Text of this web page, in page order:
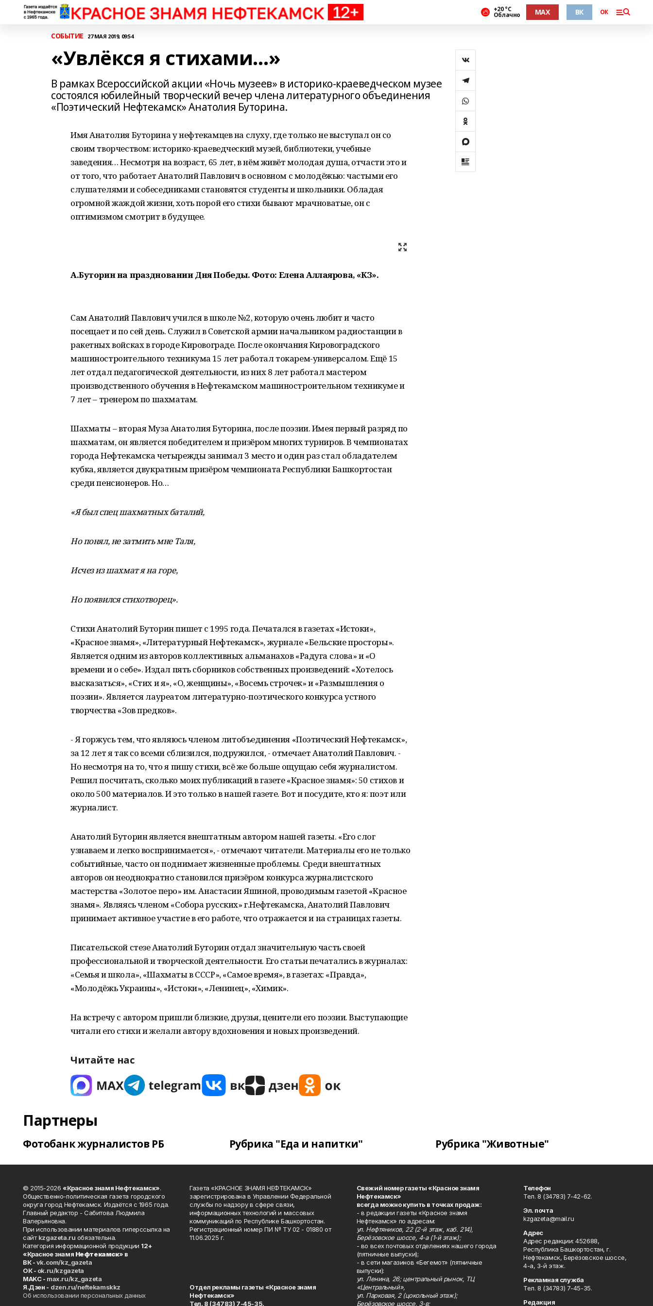
+20 °С
Облачно MAX ВК ОК
СОБЫТИЕ 27 МАЯ 2019, 09:54
«Увлёкся я стихами…»
В рамках Всероссийской акции «Ночь музеев» в историко-краеведческом музее
состоялся юбилейный творческий вечер члена литературного объединения
«Поэтический Нефтекамск» Анатолия Буторина.
Имя Анатолия Буторина у нефтекамцев на слуху, где только не выступал он со
своим творчеством: историко-краеведческий музей, библиотеки, учебные
заведения… Несмотря на возраст, 65 лет, в нём живёт молодая душа, отчасти это и
от того, что работает Анатолий Павлович в основном с молодёжью: частыми его
слушателями и собеседниками становятся студенты и школьники. Обладая
огромной жаждой жизни, хоть порой его стихи бывают мрачноватые, он с
оптимизмом смотрит в будущее.
А.Буторин на праздновании Дня Победы. Фото: Елена Аллаярова, «КЗ».
Сам Анатолий Павлович учился в школе №2, которую очень любит и часто
посещает и по сей день. Служил в Советской армии начальником радиостанции в
ракетных войсках в городе Кировограде. После окончания Кировоградского
машиностроительного техникума 15 лет работал токарем-универсалом. Ещё 15
лет отдал педагогической деятельности, из них 8 лет работал мастером
производственного обучения в Нефтекамском машиностроительном техникуме и
7 лет – тренером по шахматам.
Шахматы – вторая Муза Анатолия Буторина, после поэзии. Имея первый разряд по
шахматам, он является победителем и призёром многих турниров. В чемпионатах
города Нефтекамска четырежды занимал 3 место и один раз стал обладателем
кубка, является двукратным призёром чемпионата Республики Башкортостан
среди пенсионеров. Но…
«Я был спец шахматных баталий,
Но понял, не затмить мне Таля,
Исчез из шахмат я на горе,
Но появился стихотворец».
Стихи Анатолий Буторин пишет с 1995 года. Печатался в газетах «Истоки»,
«Красное знамя», «Литературный Нефтекамск», журнале «Бельские просторы».
Является одним из авторов коллективных альманахов «Радуга слова» и «О
времени и о себе». Издал пять сборников собственных произведений: «Хотелось
высказаться», «Стих и я», «О, женщины», «Восемь строчек» и «Размышления о
поэзии». Является лауреатом литературно-поэтического конкурса устного
творчества «Зов предков».
- Я горжусь тем, что являюсь членом литобъединения «Поэтический Нефтекамск»,
за 12 лет я так со всеми сблизился, подружился, - отмечает Анатолий Павлович. -
Но несмотря на то, что я пишу стихи, всё же больше ощущаю себя журналистом.
Решил посчитать, сколько моих публикаций в газете «Красное знамя»: 50 стихов и
около 500 материалов. И это только в нашей газете. Вот и посудите, кто я: поэт или
журналист.
Анатолий Буторин является внештатным автором нашей газеты. «Его слог
узнаваем и легко воспринимается», - отмечают читатели. Материалы его не только
событийные, часто он поднимает жизненные проблемы. Среди внештатных
авторов он неоднократно становился призёром конкурса журналистского
мастерства «Золотое перо» им. Анастасии Яшиной, проводимым газетой «Красное
знамя». Являясь членом «Собора русских» г.Нефтекамска, Анатолий Павлович
принимает активное участие в его работе, что отражается и на страницах газеты.
Писательской стезе Анатолий Буторин отдал значительную часть своей
профессиональной и творческой деятельности. Его статьи печатались в журналах:
«Семья и школа», «Шахматы в СССР», «Самое время», в газетах: «Правда»,
«Молодёжь Украины», «Истоки», «Ленинец», «Химик».
На встречу с автором пришли близкие, друзья, ценители его поэзии. Выступающие
читали его стихи и желали автору вдохновения и новых произведений.
Читайте нас
Партнеры
Фотобанк журналистов РБ Рубрика "Еда и напитки" Рубрика "Животные"
© 2015-2026 «Красное знамя Нефтекамск».
Общественно-политическая газета городского
округа город Нефтекамск. Издаётся с 1965 года.
Главный редактор - Сабитова Людмила
Валерьяновна.
При использовании материалов гиперссылка на
сайтkzgazeta.ru обязательна.
Категория информационной продукции 12+
«Красное знамя Нефтекамск» в
ВК -vk.com/kz_gazeta
ОК - ok.ru/kzgazeta
MAKC - max.ru/kz_gazeta
Я.Дзен - dzen.ru/neftekamskkz
Об использовании персональных данных
Газета «КРАСНОЕ ЗНАМЯ НЕФТЕКАМСК»
зарегистрирована в Управлении Федеральной
службы по надзору в сфере связи,
информационных технологий и массовых
коммуникаций по Республике Башкортостан.
Регистрационный номер ПИ № ТУ 02 - 01880 от
11.06.2025 г.
Отдел рекламы газеты «Красное знамя
Нефтекамск»
Тел. 8 (34783) 7-45-35.
Свежий номер газеты «Красное знамя
Нефтекамск»
всегда можно купить в точках продаж:
- в редакции газеты «Красное знамя
Нефтекамск» по адресам:
ул. Нефтяников, 22 (2-й этаж, каб. 214),
Берёзовское шоссе, 4-а (1-й этаж);
- во всех почтовых отделениях нашего города
(пятничные выпуски);
- в сети магазинов «Бегемот» (пятничные
выпуски):
ул. Ленина, 26; центральный рынок, ТЦ
«Центральный»,
ул. Парковая, 2 (цокольный этаж);
Берёзовское шоссе, 3-в;
Телефон
Тел. 8 (34783) 7-42-62.
Эл. почта
kzgazeta@mail.ru
Адрес
Адрес редакции: 452688,
Республика Башкортостан, г.
Нефтекамск, Берёзовское шоссе,
4-а, 3-й этаж.
Рекламная служба
Тел. 8 (34783) 7-45-35.
Редакция